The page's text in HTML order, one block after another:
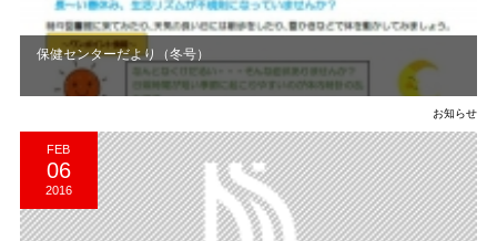
保健センターだより（冬号）
お知らせ
FEB
06
2016